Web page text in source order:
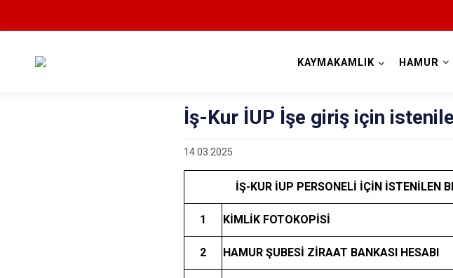
KAYMAKAMLIK HAMUR
İş-Kur İUP İşe giriş için
14.03.2025
İŞ-KUR İUP PERSONELİ İÇİN İSTENİLEN
1 KİMLİK FOTOKOPİSİ
2 HAMUR ŞUBESİ ZİRAAT BANKASI HESABI